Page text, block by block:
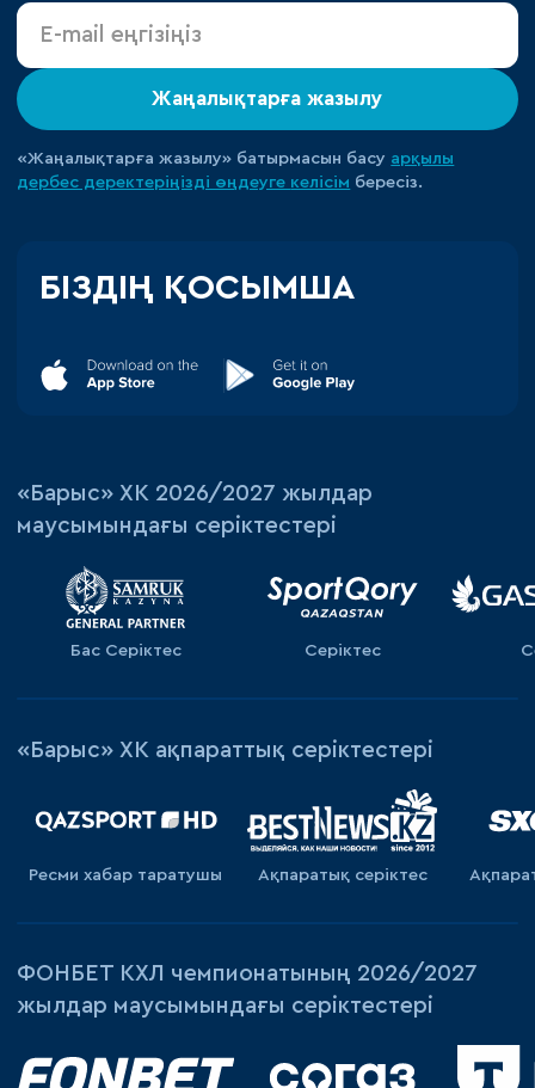
Жаңалықтарға жазылу
«Жаңалықтарға жазылу» батырмасын басу арқылы
дербес деректеріңізді өңдеуге келісім бересіз.
БІЗДІҢ ҚОСЫМША
«‎Барыс»‎ ХК 2026/2027 жылдар
маусымындағы серіктестері
Бас Серіктес Серіктес
«Барыс» ХК ақпараттық серіктестері
Ресми хабар таратушы Ақпаратық серiктес
ФОНБЕТ КХЛ чемпионатының 2026/2027
жылдар маусымындағы серіктестері